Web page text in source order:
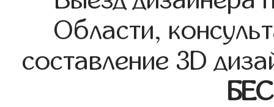
Области,
составление 3D